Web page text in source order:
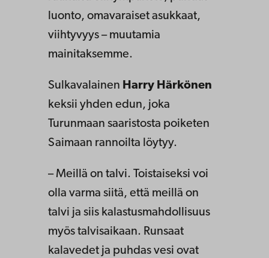
luonto, omavaraiset asukkaat,
viihtyvyys – muutamia
mainitaksemme.
Sulkavalainen Harry Härkönen
keksii yhden edun, joka
Turunmaan saaristosta poiketen
Saimaan rannoilta löytyy.
– Meillä on talvi. Toistaiseksi voi
olla varma siitä, että meillä on
talvi ja siis kalastusmahdollisuus
myös talvisaikaan. Runsaat
kalavedet ja puhdas vesi ovat